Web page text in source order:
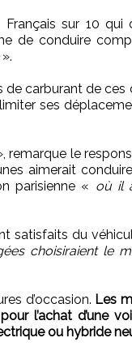
sur 10
de conduire
».
carburant de ces
ses
remarque le
aimerait
parisienne « où il
satisfaits du
choisiraient le
d’occasion. Les
l’achat d’une
ou hybride